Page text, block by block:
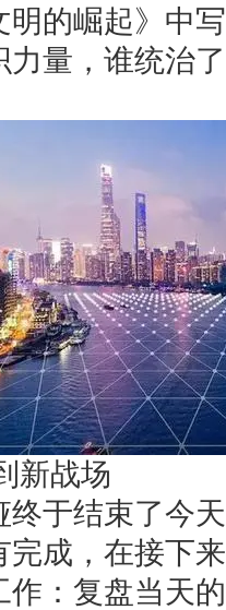
的崛起》中
力量，谁统治
新战场
终于结束了今
成，在接下
作：复盘当天